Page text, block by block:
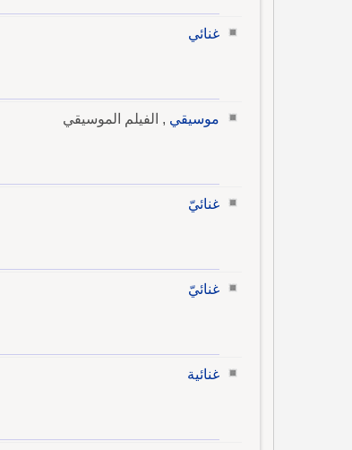
غنائي
موسيقي , الفيلم الموسيقي
غنائيّ
غنائيّ
غنائية